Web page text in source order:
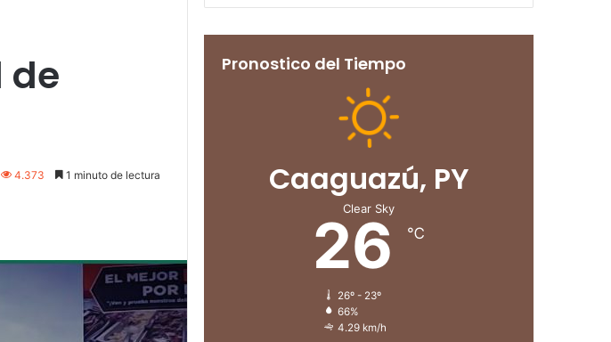
de
4.373 1 minuto de lectura
Pronostico del Tiempo
Caaguazú, PY
Clear Sky
26 ℃
26º - 23º
66%
4.29 km/h